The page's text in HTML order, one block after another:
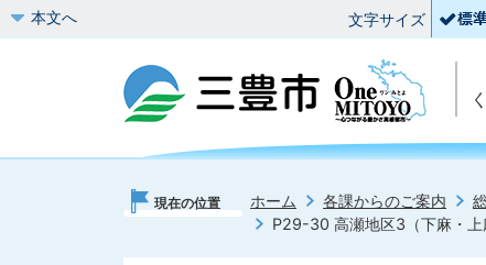
本文へ 文字サイズ
現在の位置 ホーム 各課からのご案内
P29-30 高瀬地区3（下麻・上